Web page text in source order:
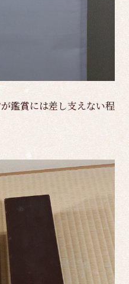
鑑賞には差し支えない程